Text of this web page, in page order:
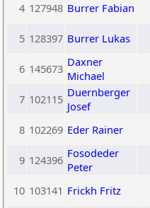
4 127948 Burrer Fabian
5 128397 Burrer Lukas
6 145673 Daxner
Michael
7 102115 Duernberger
Josef
8 102269 Eder Rainer
9 124396 Fosodeder
Peter
10 103141 Frickh Fritz